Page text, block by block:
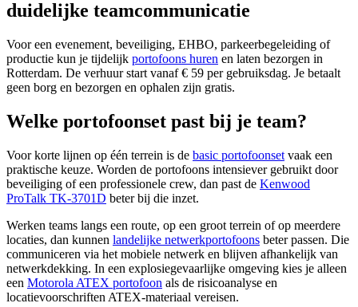
duidelijke teamcommunicatie
Voor een evenement, beveiliging, EHBO, parkeerbegeleiding of
productie kun je tijdelijk portofoons huren en laten bezorgen in
Rotterdam. De verhuur start vanaf € 59 per gebruiksdag. Je betaalt
geen borg en bezorgen en ophalen zijn gratis.
Welke portofoonset past bij je team?
Voor korte lijnen op één terrein is de basic portofoonset vaak een
praktische keuze. Worden de portofoons intensiever gebruikt door
beveiliging of een professionele crew, dan past de Kenwood
ProTalk TK-3701D beter bij die inzet.
Werken teams langs een route, op een groot terrein of op meerdere
locaties, dan kunnen landelijke netwerkportofoons beter passen. Die
communiceren via het mobiele netwerk en blijven afhankelijk van
netwerkdekking. In een explosiegevaarlijke omgeving kies je alleen
een Motorola ATEX portofoon als de risicoanalyse en
locatievoorschriften ATEX-materiaal vereisen.